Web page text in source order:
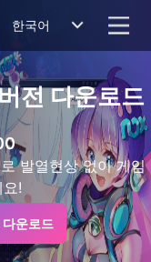
한국어
전 다운로드
발열현상 없이 게임
!
운로드